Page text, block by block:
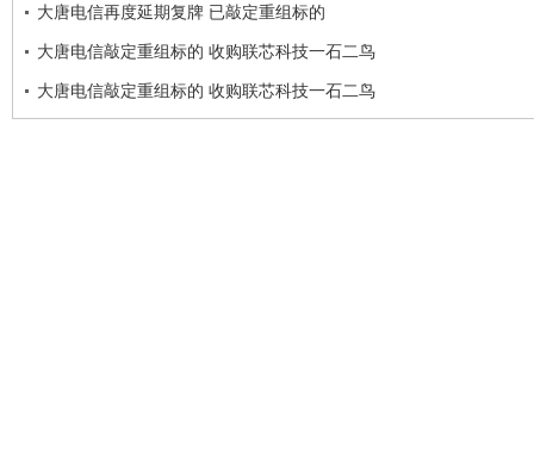
大唐电信再度延期复牌 已敲定重组标的
大唐电信敲定重组标的 收购联芯科技一石二鸟
大唐电信敲定重组标的 收购联芯科技一石二鸟